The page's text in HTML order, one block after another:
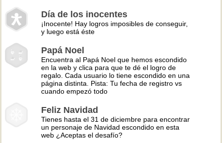
Día de los inocentes
¡Inocente! Hay logros imposibles de conseguir,
y luego está éste
Papá Noel
Encuentra al Papá Noel que hemos escondido
en la web y clica para que te dé el logro de
regalo. Cada usuario lo tiene escondido en una
página distinta. Pista: Tu fecha de registro vs
cuando empezó todo
Feliz Navidad
Tienes hasta el 31 de diciembre para encontrar
un personaje de Navidad escondido en esta
web ¿Aceptas el desafío?